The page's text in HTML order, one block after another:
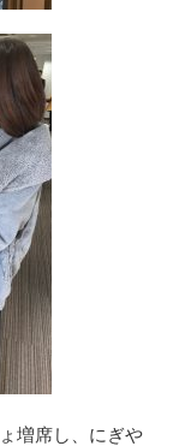
増席し、にぎや